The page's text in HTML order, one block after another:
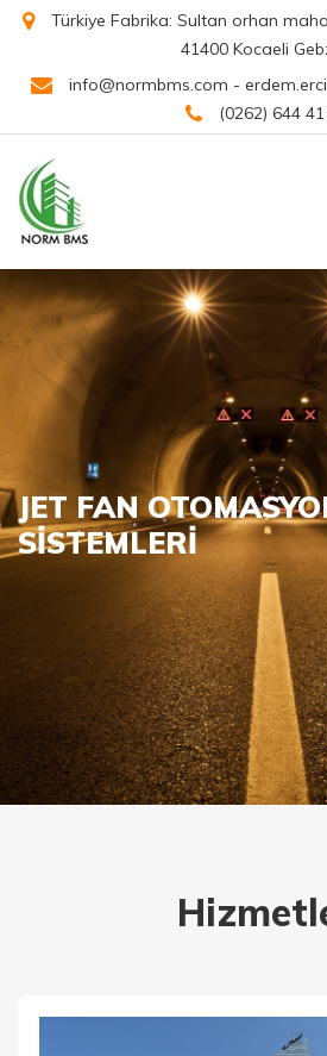
Türkiye Fabrika: Sultan orhan
41400 Kocaeli
info@normbms.com -
(0262) 644
JET FAN
SİSTEMLERİ